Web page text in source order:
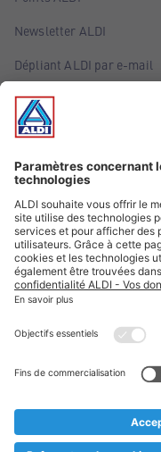
Newsletter ALDI
Dépliant ALDI par e-mail
Offres
Infos essentielles
Suivez ALDI
Textes marqués d'un
* Nous vendons ces
au cas où, malgré le
prématurément en
** Sur ce site,